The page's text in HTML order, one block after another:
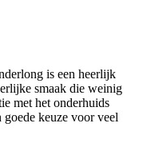
is een heerlijk
smaak die weinig
met het onderhuids
keuze voor veel